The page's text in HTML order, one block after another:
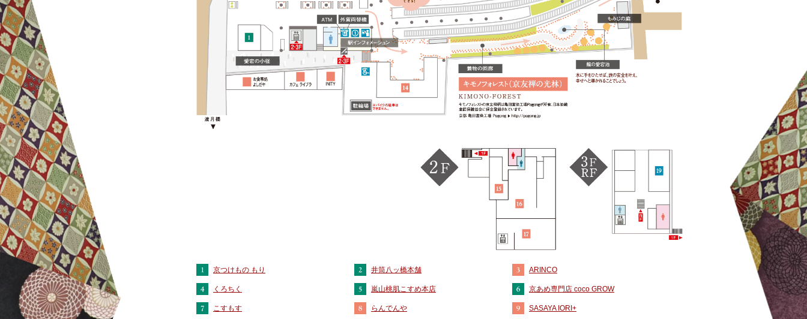
京つけもの もり 井筒八ッ橋本舗 ARINCO
くろちく 嵐山桃肌こすめ本店 京あめ専門店 coco GROW
こすもす らんでんや SASAYA IORI+